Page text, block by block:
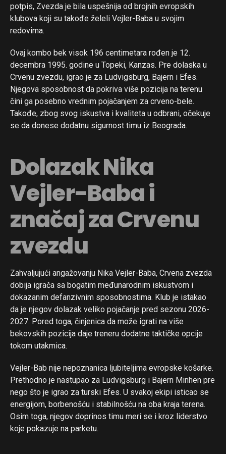
potpis, Zvezda je bila uspešnija od brojnih evropskih
klubova koji su takođe želeli Vejler-Baba u svojim
redovima.
Ovaj kombo bek visok 196 centimetara rođen je 12.
decembra 1995. godine u Topeki, Kanzas. Pre dolaska u
Crvenu zvezdu, igrao je za Ludvigsburg, Bajern i Efes.
Njegova sposobnost da pokriva više pozicija na terenu
čini ga posebno vrednim pojačanjem za crveno-bele.
Takođe, zbog svog iskustva i kvaliteta u odbrani, očekuje
se da donese dodatnu sigurnost timu iz Beograda.
Dolazak Nika
Vejler-Baba i
značaj za Crvenu
zvezdu
Zahvaljujući angažovanju Nika Vejler-Baba, Crvena zvezda
dobija igrača sa bogatim međunarodnim iskustvom i
dokazanim defanzivnim sposobnostima. Klub je istakao
da je njegov dolazak veliko pojačanje pred sezonu 2026-
2027. Pored toga, činjenica da može igrati na više
bekovskih pozicija daje treneru dodatne taktičke opcije
tokom utakmica.
Vejler-Bab nije nepoznanica ljubiteljima evropske košarke.
Prethodno je nastupao za Ludvigsburg i Bajern Minhen pre
nego što je igrao za turski Efes. U svakoj ekipi isticao se
energijom, borbenošću i stabilnošću na oba kraja terena.
Osim toga, njegov doprinos timu meri se i kroz liderstvo
koje pokazuje na parketu.
Flipboard
Reddit
Whatsapp